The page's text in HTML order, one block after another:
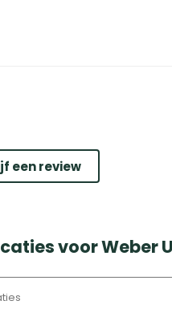
een review
voor Weber